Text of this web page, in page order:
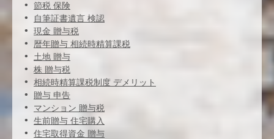
節税 保険
自筆証書遺言 検認
現金 贈与税
暦年贈与 相続時精算課税
土地 贈与
株 贈与税
相続時精算課税制度 デメリット
贈与 申告
マンション 贈与税
生前贈与 住宅購入
住宅取得資金 贈与